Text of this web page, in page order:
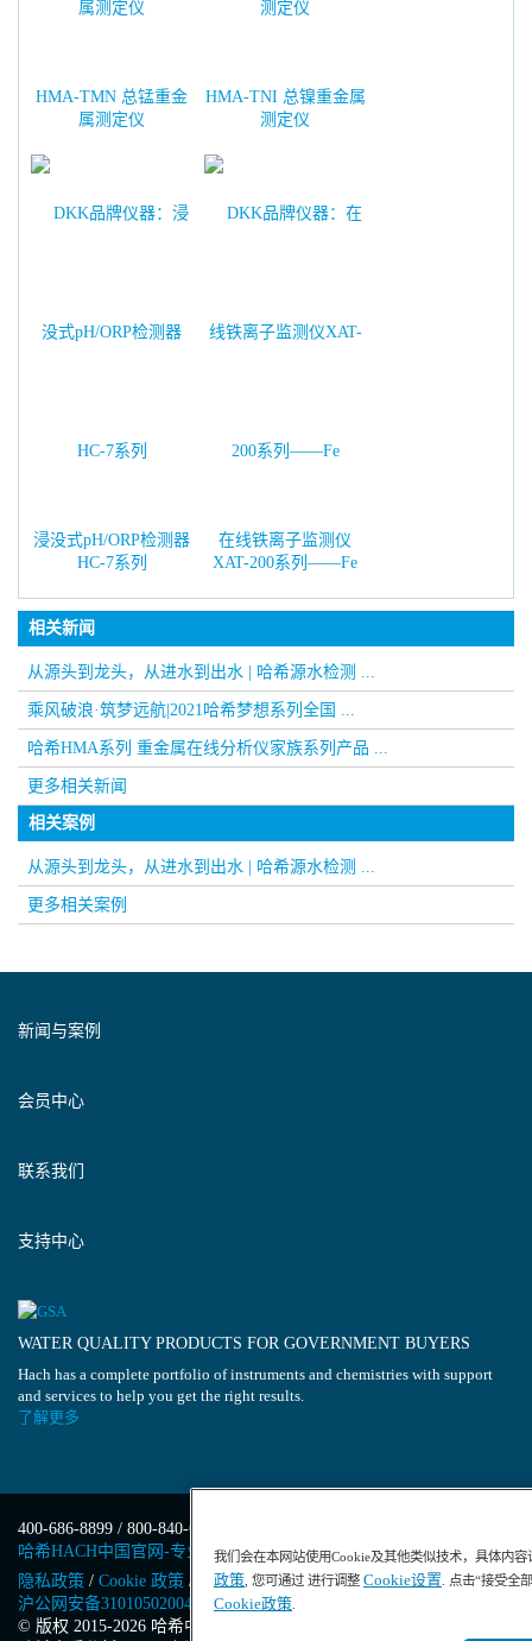
HMA-TMN 总锰重金
属测定仪
HMA-TNI 总镍重金属
测定仪
浸没式pH/ORP检测器
HC-7系列
在线铁离子监测仪
XAT-200系列——Fe
相关新闻
从源头到龙头，从进水到出水 | 哈希源水检测 ...
乘风破浪·筑梦远航|2021哈希梦想系列全国 ...
哈希HMA系列 重金属在线分析仪家族系列产品 ...
更多相关新闻
相关案例
从源头到龙头，从进水到出水 | 哈希源水检测 ...
更多相关案例
新闻与案例
会员中心
联系我们
支持中心
WATER QUALITY PRODUCTS FOR GOVERNMENT BUYERS
Hach has a complete portfolio of instruments and chemistries with support
and services to help you get the right results.
了解更多
400-686-8899 / 800-840-6026
哈希HACH中国官网-专业水质分析仪器
隐私政策 / Cookie 政策 / Cookie 设置/沪ICP备13034148号-4/
沪公网安备31010502004971号/沪(浦)应急管危经许[2023]201871
© 版权 2015-2026 哈希中国版权所有
我们会在本网站使用Cookie及其他类似技术，具体内
政策, 您可通过 进行调整 Cookie设置. 点击“接受全
Cookie政策.